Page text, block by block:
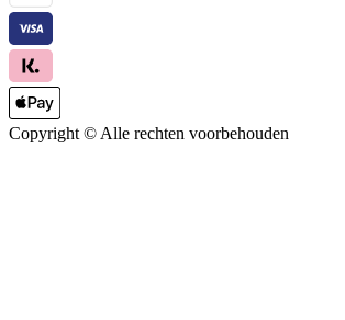
Copyright © Alle rechten voorbehouden